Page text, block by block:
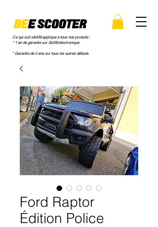
Ce qui suit s&#39;applique à tous nos produits :
* 1 an de garantie sur l&#39;électronique.
* Garantie de 2 ans sur tous les autres défauts.
Ford Raptor
Édition Police